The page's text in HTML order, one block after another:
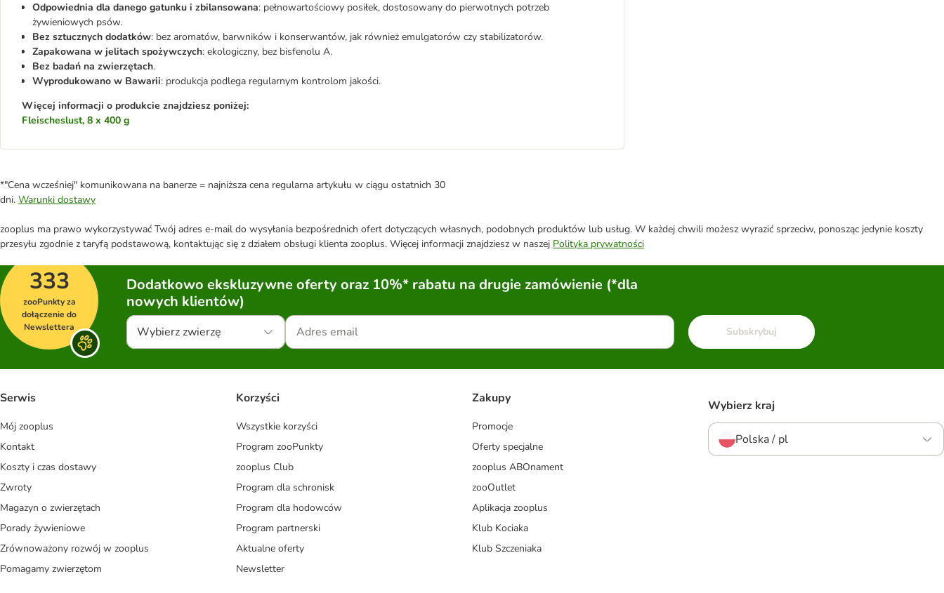
Odpowiednia dla danego gatunku i zbilansowana: pełnowartościowy posiłek, dostosowany do pierwotnych potrzeb
żywieniowych psów.
Bez sztucznych dodatków: bez aromatów, barwników i konserwantów, jak również emulgatorów czy stabilizatorów.
Zapakowana w jelitach spożywczych: ekologiczny, bez bisfenolu A.
Bez badań na zwierzętach.
Wyprodukowano w Bawarii: produkcja podlega regularnym kontrolom jakości.
Więcej informacji o produkcie znajdziesz poniżej:
Fleischeslust, 8 x 400 g
*"Cena wcześniej" komunikowana na banerze = najniższa cena regularna artykułu w ciągu ostatnich 30
dni. Warunki dostawy
zooplus ma prawo wykorzystywać Twój adres e-mail do wysyłania bezpośrednich ofert dotyczących własnych, podobnych produktów lub usług. W każdej chwili możesz wyrazić sprzeciw, ponosząc jedynie koszty
przesyłu zgodnie z taryfą podstawową, kontaktując się z działem obsługi klienta zooplus. Więcej informacji znajdziesz w naszej Polityka prywatności
333
zooPunkty za
dołączenie do
Newslettera
Dodatkowo ekskluzywne oferty oraz 10%* rabatu na drugie zamówienie (*dla
nowych klientów)
Wybierz zwierzę Subskrybuj
Serwis
Mój zooplus
Kontakt
Koszty i czas dostawy
Zwroty
Magazyn o zwierzętach
Porady żywieniowe
Zrównoważony rozwój w zooplus
Pomagamy zwierzętom
Korzyści
Wszystkie korzyści
Program zooPunkty
zooplus Club
Program dla schronisk
Program dla hodowców
Program partnerski
Aktualne oferty
Newsletter
Zakupy
Promocje
Oferty specjalne
zooplus ABOnament
zooOutlet
Aplikacja zooplus
Klub Kociaka
Klub Szczeniaka
Wybierz kraj
Polska / pl